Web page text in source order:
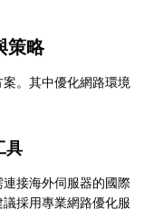
策略
。其中優化網路環境
具
接海外伺服器的國際
採用專業網路優化服